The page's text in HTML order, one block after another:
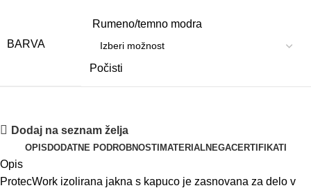
BARVA
Rumeno/temno modra
Počisti
Dodaj na seznam želja
OPIS DODATNE PODROBNOSTI MATERIALNEGACERTIFIKATI
Opis
ProtecWork izolirana jakna s kapuco je zasnovana za delo v